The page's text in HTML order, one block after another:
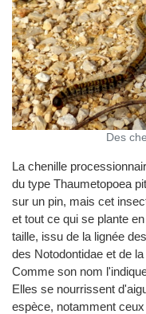
Des
La chenille
du type Thaumetopoea
sur un pin, mais cet
et tout ce qui se plante
taille, issu de la lignée
des Notodontidae et de
Comme son nom
Elles se nourrissent
espèce, notamment